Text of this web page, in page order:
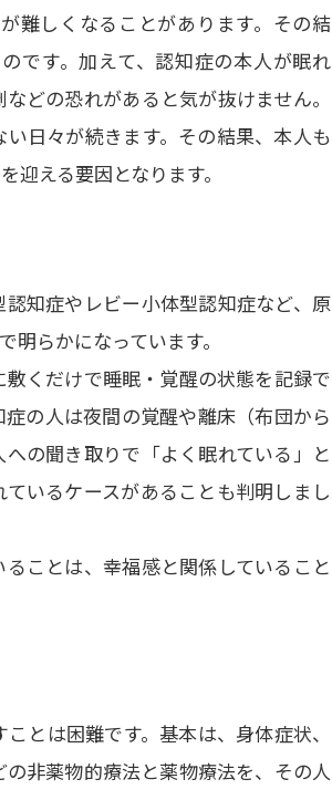
難しくなることがあります。その結
です。加えて、認知症の本人が眠れ
どの恐れがあると気が抜けません。
日々が続きます。その結果、本人も
える要因となります。
知症やレビー小体型認知症など、原
らかになっています。
くだけで睡眠・覚醒の状態を記録で
の人は夜間の覚醒や離床（布団から
の聞き取りで「よく眠れている」と
いるケースがあることも判明しまし
ことは、幸福感と関係していること
とは困難です。基本は、身体症状、
非薬物的療法と薬物療法を、その人